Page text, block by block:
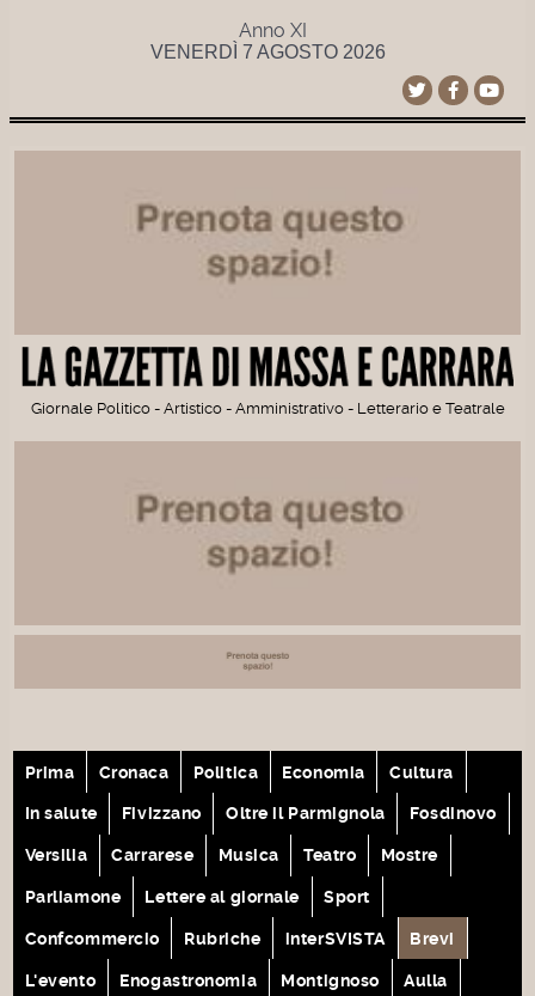
Anno XI
VENERDÌ 7 AGOSTO 2026
Giornale Politico - Artistico - Amministrativo - Letterario e Teatrale
Prima Cronaca Politica Economia Cultura
In salute Fivizzano Oltre il Parmignola Fosdinovo
Versilia Carrarese Musica Teatro Mostre
Parliamone Lettere al giornale Sport
Confcommercio Rubriche interSVISTA Brevi
L'evento Enogastronomia Montignoso Aulla